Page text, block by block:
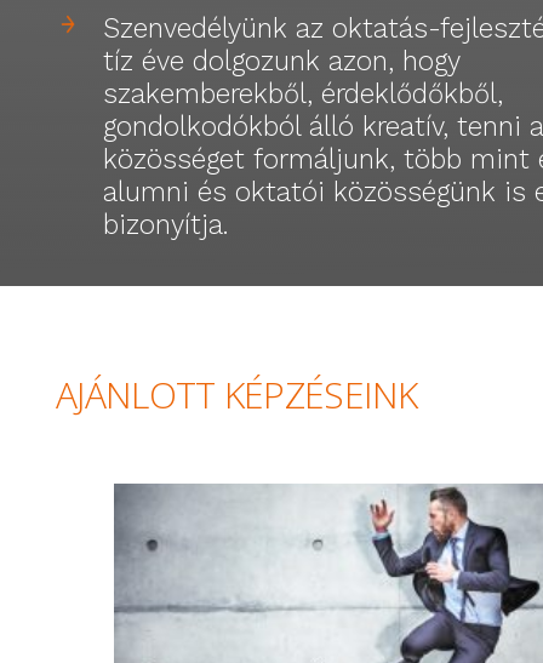
Szenvedélyünk az oktatás-
tíz éve dolgozunk azon, hogy
szakemberekből, érdeklődőkből,
gondolkodókból álló kreatív, tenni
közösséget formáljunk, több mint
alumni és oktatói közösségünk is
bizonyítja.
AJÁNLOTT KÉPZÉSEINK